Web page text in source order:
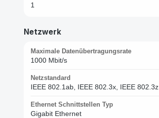
1
Netzwerk
Maximale Datenübertragungsrate
1000 Mbit/s
Netzstandard
IEEE 802.1ab, IEEE 802.3x, IEEE 802.3z
Ethernet Schnittstellen Typ
Gigabit Ethernet